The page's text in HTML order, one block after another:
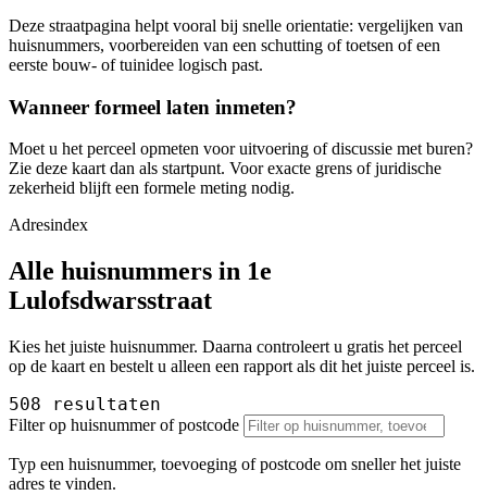
Deze straatpagina helpt vooral bij snelle orientatie: vergelijken van
huisnummers, voorbereiden van een schutting of toetsen of een
eerste bouw- of tuinidee logisch past.
Wanneer formeel laten inmeten?
Moet u het perceel opmeten voor uitvoering of discussie met buren?
Zie deze kaart dan als startpunt. Voor exacte grens of juridische
zekerheid blijft een formele meting nodig.
Adresindex
Alle huisnummers in 1e
Lulofsdwarsstraat
Kies het juiste huisnummer. Daarna controleert u gratis het perceel
op de kaart en bestelt u alleen een rapport als dit het juiste perceel is.
508 resultaten
Filter op huisnummer of postcode
Typ een huisnummer, toevoeging of postcode om sneller het juiste
adres te vinden.